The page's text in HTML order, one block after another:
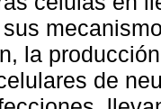
la
de